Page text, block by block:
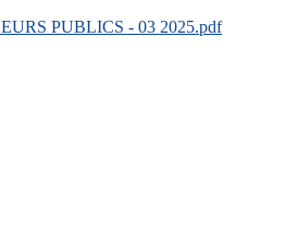
PUBLICS - 03 2025.pdf